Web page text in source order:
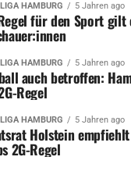
HAMBURG 5 Jahren ago
für den Sport gilt
HAMBURG 5 Jahren ago
auch betroffen:
Regel
HAMBURG 5 Jahren ago
Holstein
2G-Regel